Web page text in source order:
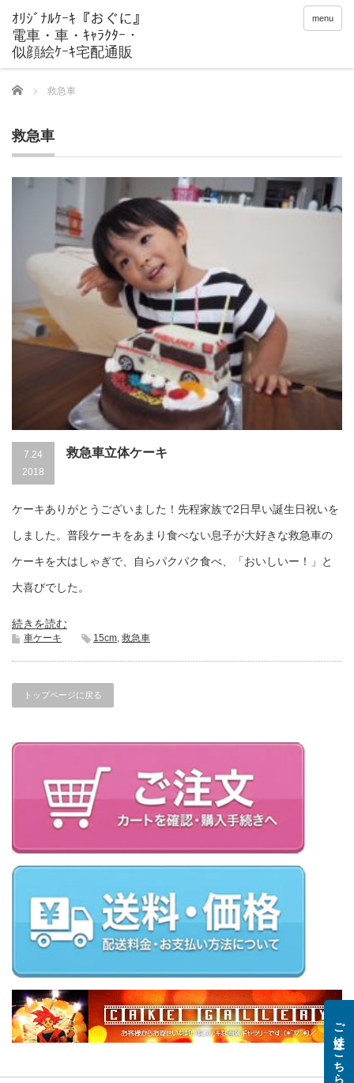
menu
Home 救急車
救急車
7.24
2018
救急車立体ケーキ
ケーキありがとうございました！先程家族で2日早い誕生日祝いを
しました。普段ケーキをあまり食べない息子が大好きな救急車の
ケーキを大はしゃぎで、自らパクパク食べ、「おいしいー！」と
大喜びでした。
続きを読む
車ケーキ 15cm, 救急車
トップページに戻る
ご注文はこちら